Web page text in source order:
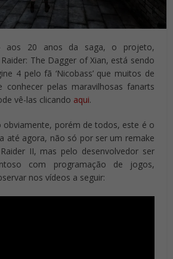
aos 20 anos da saga, o projeto,
The Dagger of Xian, está sendo
4 pelo fã ‘Nicobass’ que muitos de
conhecer pelas maravilhosas fanarts
vê-las clicando aqui.
obviamente, porém de todos, este é o
até agora, não só por ser um remake
II, mas pelo desenvolvedor ser
com programação de jogos,
nos vídeos a seguir: